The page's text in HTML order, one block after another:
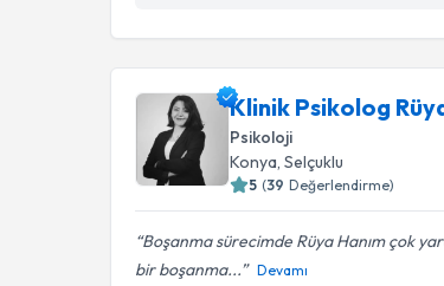
Klinik Psikolog
Psikoloji
Konya , Selçuklu
5 (39 Değerlendirme)
Boşanma sürecimde Rüya Hanım çok
bir boşanma...
Devamı